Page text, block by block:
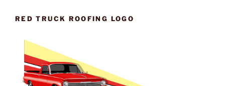
RED TRUCK ROOFING LOGO